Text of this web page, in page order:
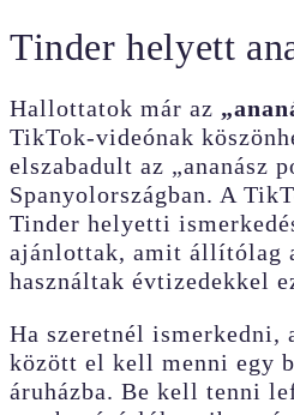
Tinder helyett
Hallottatok már az
TikTok-videónak
elszabadult az „ananász
Spanyolországban. A
Tinder helyetti
ajánlottak, amit állítólag
használtak évtizedekkel
Ha szeretnél ismerkedni,
között el kell menni egy
áruházba. Be kell tenni